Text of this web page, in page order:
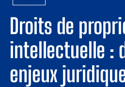
Droits de
intellectuelle :
enjeux